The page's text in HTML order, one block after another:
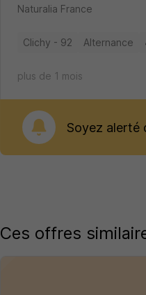
Naturalia France
Clichy - 92 Alternance
plus de 1 mois
Soyez alerté
Ces offres